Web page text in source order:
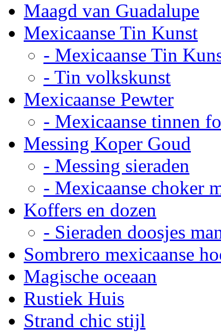
Maagd van Guadalupe
Mexicaanse Tin Kunst
- Mexicaanse Tin
- Tin volkskunst
Mexicaanse Pewter
- Mexicaanse tinnen
Messing Koper Goud
- Messing sieraden
- Mexicaanse choker
Koffers en dozen
- Sieraden doosjes
Sombrero mexicaanse
Magische oceaan
Rustiek Huis
Strand chic stijl